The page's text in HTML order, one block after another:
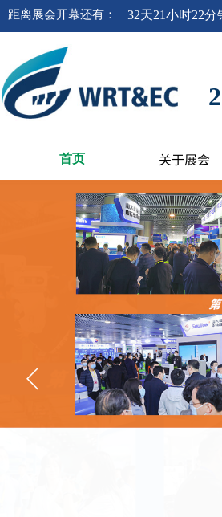
距离展会开幕还有 ： 32天21小时22分
首页 关于展会